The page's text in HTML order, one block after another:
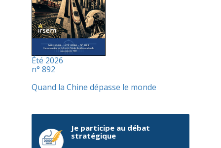
Été 2026
n° 892
Quand la Chine dépasse le monde
Je participe au débat
stratégique